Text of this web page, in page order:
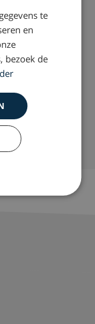
vrijblijvend
te
en
bezoek de